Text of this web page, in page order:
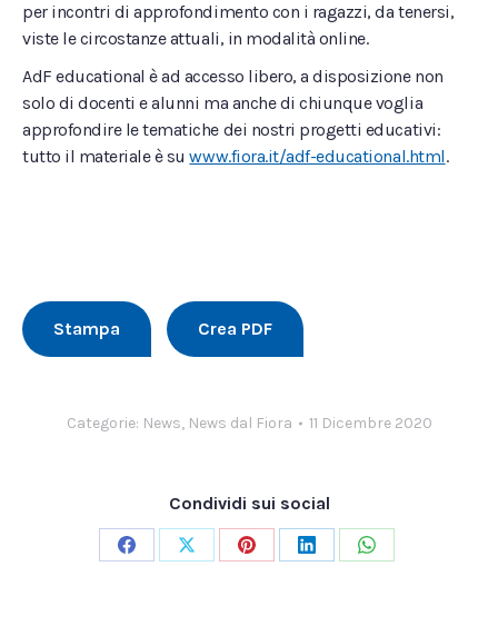
per incontri di approfondimento con i ragazzi, da tenersi,
viste le circostanze attuali, in modalità online.
AdF educational è ad accesso libero, a disposizione non
solo di docenti e alunni ma anche di chiunque voglia
approfondire le tematiche dei nostri progetti educativi:
tutto il materiale è suwww.fiora.it/adf-educational.html.
Stampa Crea PDF
Categorie: News, News dal Fiora 11 Dicembre 2020
Condividi sui social
CondividiCondividiCondividiCondividiCondividi